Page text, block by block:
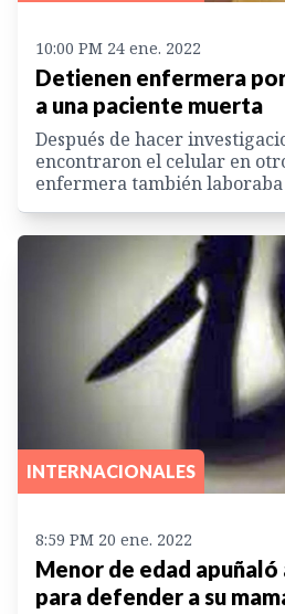
10:00 PM 24 ene. 2022
Detienen enfermera
a una paciente muerta
Después de hacer
encontraron el celular en
enfermera también laboraba
INTERNACIONALES
8:59 PM 20 ene. 2022
Menor de edad apuñaló
para defender a su